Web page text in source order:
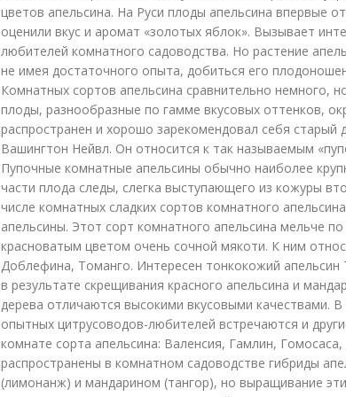
цветов апельсина. На Руси плоды апельсина впервые
оценили вкус и аромат «золотых яблок». Вызывает
любителей комнатного садоводства. Но растение
не имея достаточного опыта, добиться его
Комнатных сортов апельсина сравнительно немного,
плоды, разнообразные по гамме вкусовых оттенков,
распространен и хорошо зарекомендовал себя старый
Вашингтон Нейвл. Он относится к так называемым
Пупочные комнатные апельсины обычно наиболее
части плода следы, слегка выступающего из кожуры
числе комнатных сладких сортов комнатного
апельсины. Этот сорт комнатного апельсина мельче
красноватым цветом очень сочной мякоти. К ним
Доблефина, Томанго. Интересен тонкокожий
в результате скрещивания красного апельсина и
дерева отличаются высокими вкусовыми качествами. В
опытных цитрусоводов-любителей встречаются и
комнате сорта апельсина: Валенсия, Гамлин,
распространены в комнатном садоводстве гибриды
(лимонанж) и мандарином (тангор), но выращивание